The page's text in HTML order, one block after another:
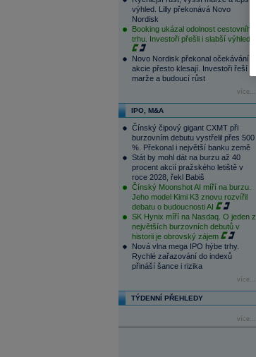
výhled. Lilly překonává Novo
Nordisk
Booking ukázal odolnost cestovního
trhu. Investoři přešli i slabší výhled
Novo Nordisk překonal očekávání,
akcie přesto klesají. Investoři řeší
marže a budoucí růst
více...
IPO, M&A
Čínský čipový gigant CXMT při
burzovním debutu vystřelil přes 500
%. Překonal i největší banku země
Stát by mohl dát na burzu až 40
procent akcií pražského letiště v
roce 2028, řekl Babiš
Čínský Moonshot AI míří na burzu.
Jeho model Kimi K3 znovu rozvířil
debatu o budoucnosti AI
SK Hynix míří na Nasdaq. O jeden z
největších burzovních debutů v
historii je obrovský zájem
Nová vlna mega IPO hýbe trhy.
Rychlé zařazování do indexů
přináší šance i rizika
více...
TÝDENNÍ PŘEHLEDY
více...